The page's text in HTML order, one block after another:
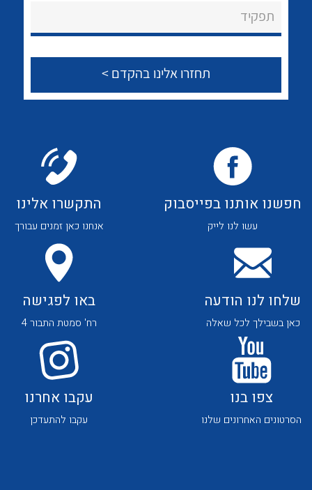
צור קשר
לכל מוצרי היצרן לכל מוצרי היצרן
תפקיד
חפשנו אותנו בפייסבוק
עשו לנו לייק
התקשרו אלינו
אנחנו כאן זמנים עבורך
שלחו לנו הודעה
כאן בשבילך לכל שאלה
באו לפגישה
רח' סמטת התבור 4
צפו בנו
הסרטונים האחרונים שלנו
עקבו אחרנו
עקבו להתעדכן